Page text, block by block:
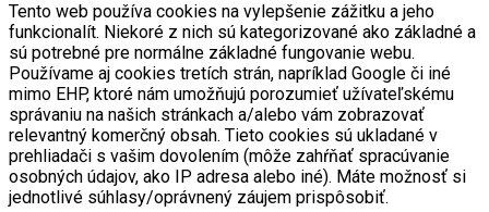
Tento web používa cookies na vylepšenie zážitku a jeho
funkcionalít. Niekoré z nich sú kategorizované ako základné a
sú potrebné pre normálne základné fungovanie webu.
Používame aj cookies tretích strán, napríklad Google či iné
mimo EHP, ktoré nám umožňujú porozumieť užívateľskému
správaniu na našich stránkach a/alebo vám zobrazovať
relevantný komerčný obsah. Tieto cookies sú ukladané v
prehliadači s vašim dovolením (môže zahŕňať spracúvanie
osobných údajov, ako IP adresa alebo iné). Máte možnosť si
jednotlivé súhlasy/oprávnený záujem prispôsobiť.